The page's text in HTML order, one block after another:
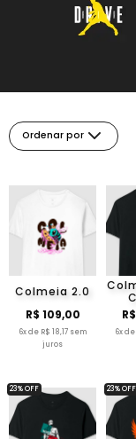
Ordenar por
Colmeia 2.0
R$ 109,00
6x de R$ 18,17 sem
juros
6x de
23% OFF 23% OFF